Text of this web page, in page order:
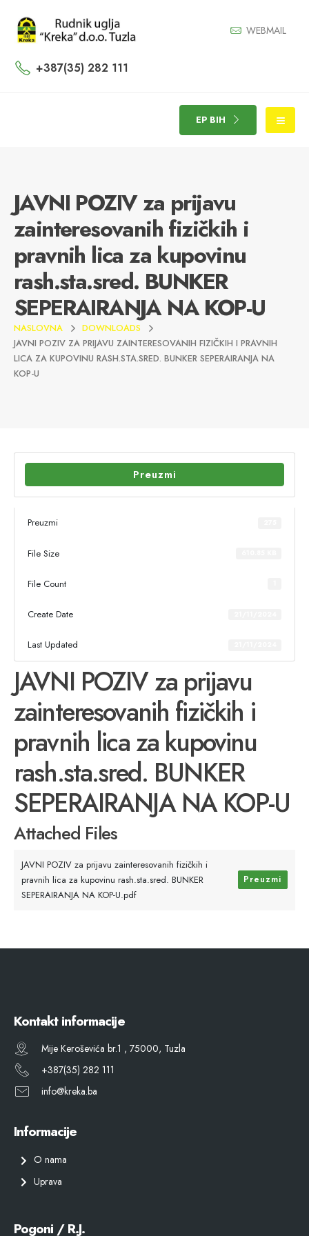
WEBMAIL
+387(35) 282 111
EP BIH
JAVNI POZIV za prijavu
zainteresovanih fizičkih i
pravnih lica za kupovinu
rash.sta.sred. BUNKER
SEPERAIRANJA NA KOP-U
NASLOVNA
DOWNLOADS
JAVNI POZIV ZA PRIJAVU ZAINTERESOVANIH FIZIČKIH I PRAVNIH
LICA ZA KUPOVINU RASH.STA.SRED. BUNKER SEPERAIRANJA NA
KOP-U
Preuzmi
Preuzmi
File Size
File Count
Create Date
Last Updated
JAVNI POZIV za prijavu
zainteresovanih fizičkih i
pravnih lica za kupovinu
rash.sta.sred. BUNKER
SEPERAIRANJA NA KOP-U
Attached Files
JAVNI POZIV za prijavu zainteresovanih fizičkih i
pravnih lica za kupovinu rash.sta.sred. BUNKER
SEPERAIRANJA NA KOP-U.pdf
Preuzmi
Kontakt informacije
Mije Keroševića br.1 , 75000, Tuzla
+387(35) 282 111
info@kreka.ba
Informacije
O nama
Uprava
Pogoni / R.J.